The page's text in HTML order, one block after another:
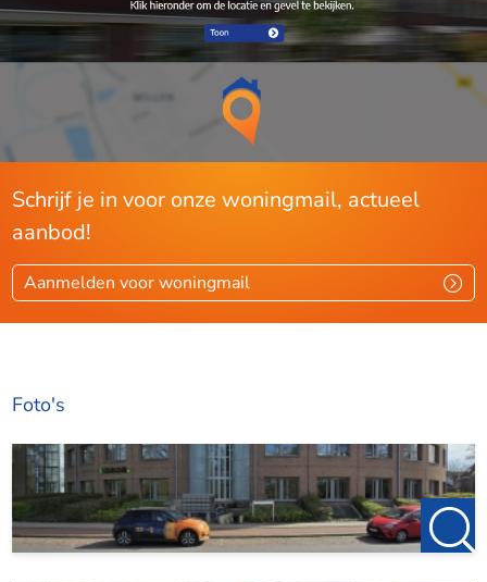
Energie
C
Indeling
Kamers
2
Slaapkamers
Aparte douche
Ja
Afmetingen
Woonoppervlakte 41 m²
Schrijf je in voor onze woningmail, actueel
aanbod!
Aanmelden voor woningmail
Foto's